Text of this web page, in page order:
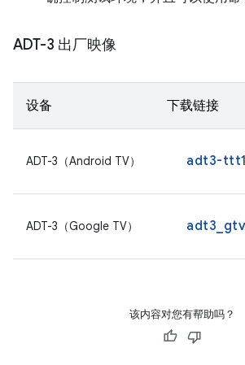
ADT-3 出厂映像
设备 下载链接
ADT-3（Android TV） adt3-
ADT-3（Google TV）
该内容对您有帮助吗？